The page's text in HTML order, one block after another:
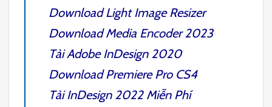
DownloadLight Image Resizer
DownloadMedia Encoder 2023
TảiAdobe InDesign 2020
DownloadPremiere Pro CS4
TảiInDesign 2022Miễn Phí